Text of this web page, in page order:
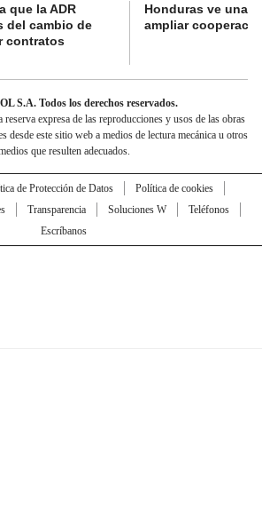
que la ADR
del cambio de
contratos
Honduras ve una
ampliar
S.A. Todos los derechos reservados.
expresa de las reproducciones y usos de las obras
desde este sitio web a medios de lectura mecánica u otros
que resulten adecuados.
de Protección de Datos
Política de cookies
Transparencia Soluciones W
Teléfonos
Escríbanos